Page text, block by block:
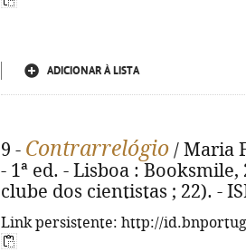
ADICIONAR À LISTA
9 - Contrarrelógio / Maria
- 1ª ed. - Lisboa : Booksmile,
clube dos cientistas ; 22). -
Link persistente: http://